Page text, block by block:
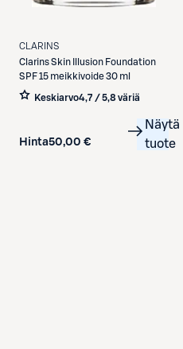
CLARINS
ClarinsSkin Illusion Foundation
SPF 15 meikkivoide 30 ml
Keskiarvo4,7 / 5,8 väriä
Hinta50,00 €
Näytä
tuote